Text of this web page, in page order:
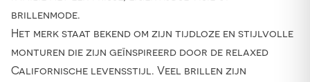
brillenmode.
Het merk staat bekend om zijn tijdloze en stijlvolle
monturen die zijn geïnspireerd door de relaxed
Californische levensstijl. Veel brillen zijn